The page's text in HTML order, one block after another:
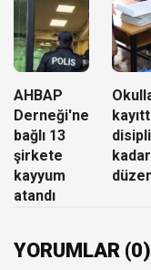
AHBAP
Derneği'ne
bağlı 13
şirkete
kayyum
atandı
YORUMLAR (0)